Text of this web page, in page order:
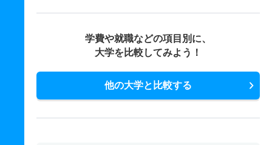
学費や就職などの項目別に、
大学を比較してみよう！
他の大学と比較する